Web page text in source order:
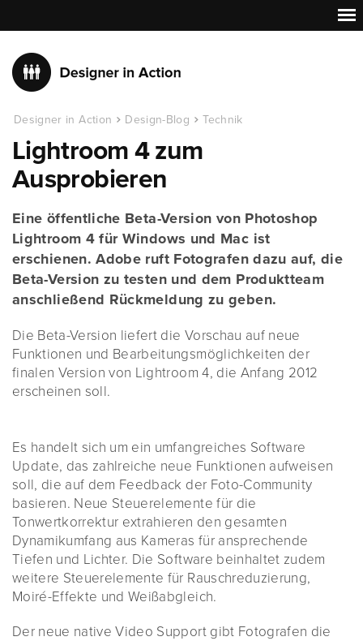
Designer in Action Design-Blog Technik
Lightroom 4 zum
Ausprobieren
Eine öffentliche Beta-Version von Photoshop
Lightroom 4 für Windows und Mac ist
erschienen. Adobe ruft Fotografen dazu auf, die
Beta-Version zu testen und dem Produktteam
anschließend Rückmeldung zu geben.
Die Beta-Version liefert die Vorschau auf neue
Funktionen und Bearbeitungsmöglichkeiten der
finalen Version von Lightroom 4, die Anfang 2012
erscheinen soll.
Es handelt sich um ein umfangreiches Software
Update, das zahlreiche neue Funktionen aufweisen
soll, die auf dem Feedback der Foto-Community
basieren. Neue Steuerelemente für die
Tonwertkorrektur extrahieren den gesamten
Dynamikumfang aus Kameras für ansprechende
Tiefen und Lichter. Die Software beinhaltet zudem
weitere Steuerelemente für Rauschreduzierung,
Moiré-Effekte und Weißabgleich.
Der neue native Video Support gibt Fotografen die